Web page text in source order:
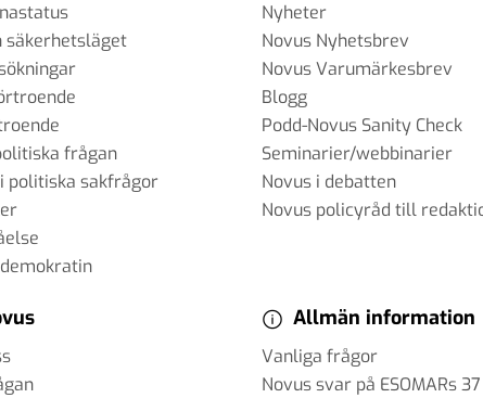
säkerhetsläget
frågan
politiska sakfrågor
Nyheter
Novus Nyhetsbrev
Novus Varumärkesbrev
Blogg
Podd-Novus Sanity Check
Seminarier/webbinarier
Novus i debatten
Novus policyråd till
Allmän information
Vanliga frågor
Novus svar på ESOMARs